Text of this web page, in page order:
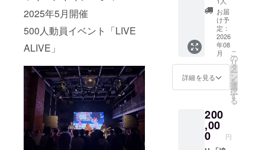
2025年5月開催
500人動員イベント「LIVE
ALIVE」
■秋葉原
エンタ
スでの
イベン
ト当
日、企
業ロゴ
のワッ
ペンを
衣装に
ライブ
します
※ロゴな
どの画
ライブ
限定
フォト
ブック
■たりほ
んメン
バーと
の集合
チェキ
※開催時
定(時期
未定･1
年以内)
パッ
ケージ
■開場
中、転
換中に
あなた
の企業
のCMを
流しま
す (15秒
程度)
■OP・
ED動画
＆フラ
お届
け予
定：
2026
年08
月
詳細を見る
こ
の
リ
タ
ー
ン
を
選
択
す
る
200
,00
0 円